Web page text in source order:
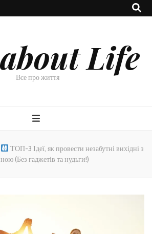
Life
Все про життя
ТОП-3 Ідеї, як провести незабутні вихідні з
(Без гаджетів та нудьги!)